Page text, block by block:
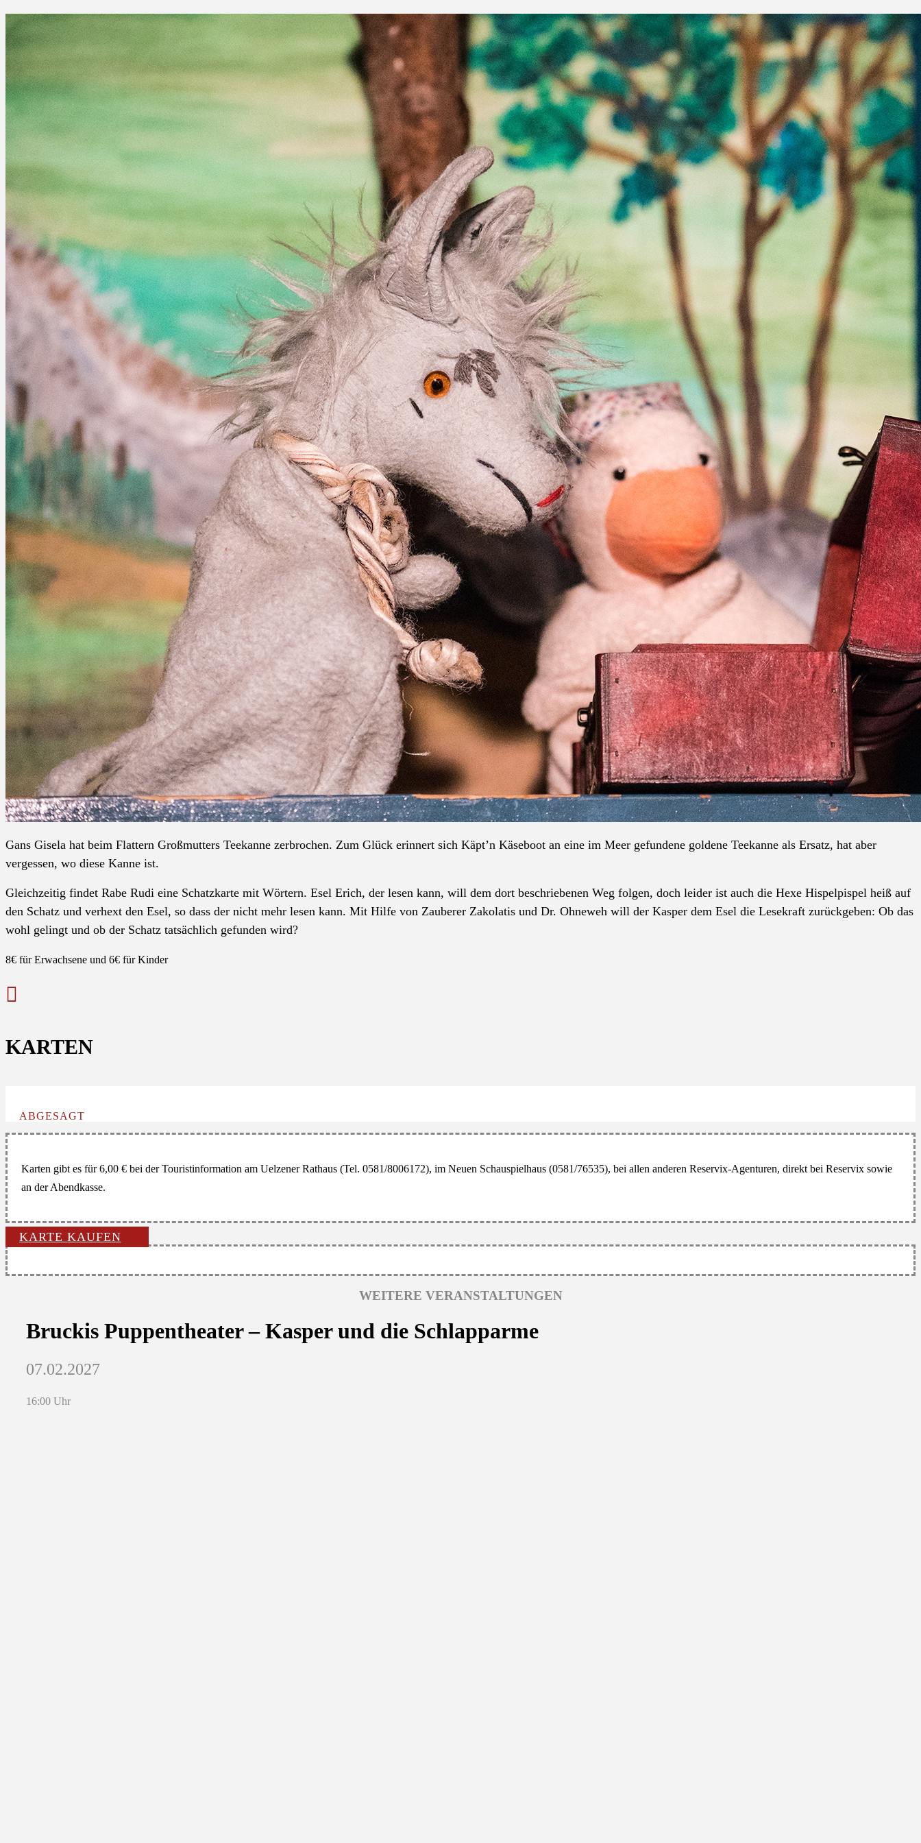
Gans Gisela hat beim Flattern Großmutters Teekanne zerbrochen. Zum Glück erinnert sich Käpt’n Käseboot an eine im Meer gefundene goldene Teekanne als Ersatz, hat aber
vergessen, wo diese Kanne ist.
Gleichzeitig findet Rabe Rudi eine Schatzkarte mit Wörtern. Esel Erich, der lesen kann, will dem dort beschriebenen Weg folgen, doch leider ist auch die Hexe Hispelpispel heiß auf
den Schatz und verhext den Esel, so dass der nicht mehr lesen kann. Mit Hilfe von Zauberer Zakolatis und Dr. Ohneweh will der Kasper dem Esel die Lesekraft zurückgeben: Ob das
wohl gelingt und ob der Schatz tatsächlich gefunden wird?
8€ für Erwachsene und 6€ für Kinder

KARTEN
ABGESAGT
Karten gibt es für 6,00 € bei der Touristinformation am Uelzener Rathaus (Tel. 0581/8006172), im Neuen Schauspielhaus (0581/76535), bei allen anderen Reservix-Agenturen, direkt bei Reservix sowie
an der Abendkasse.
KARTE KAUFEN
WEITERE VERANSTALTUNGEN
Bruckis Puppentheater – Kasper und die Schlapparme
07.02.2027
16:00 Uhr